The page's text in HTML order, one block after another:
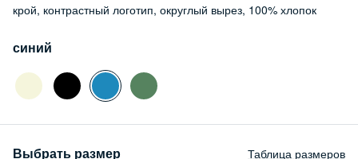
крой, контрастный логотип, округлый вырез, 100% хлопок
синий
Выбрать размер Таблица размеров